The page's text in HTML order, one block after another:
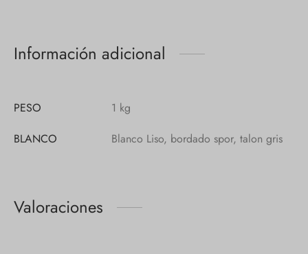
Información adicional
PESO
1 kg
BLANCO
Blanco Liso, bordado spor, talon gris
Valoraciones